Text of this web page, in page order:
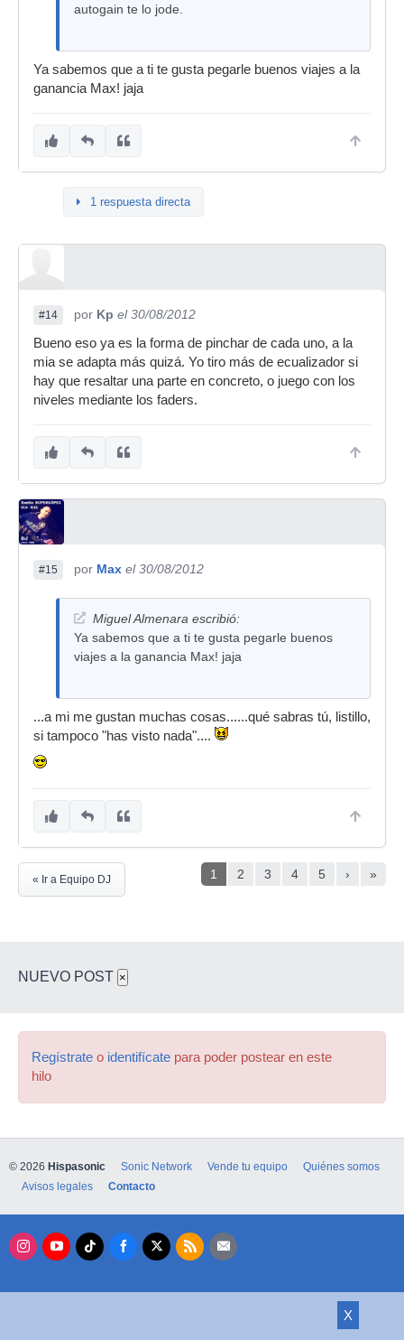
autogain te lo jode.
Ya sabemos que a ti te gusta pegarle buenos viajes a la
ganancia Max! jaja
1 respuesta directa
#14 por Kp el 30/08/2012
Bueno eso ya es la forma de pinchar de cada uno, a la
mia se adapta más quizá. Yo tiro más de ecualizador si
hay que resaltar una parte en concreto, o juego con los
niveles mediante los faders.
#15 por Max el 30/08/2012
Miguel Almenara escribió:
Ya sabemos que a ti te gusta pegarle buenos
viajes a la ganancia Max! jaja
...a mi me gustan muchas cosas......qué sabras tú, listillo,
si tampoco "has visto nada"....
1 2 3 4 5 › »
« Ir a Equipo DJ
NUEVO POST ×
Regístrate o identifícate para poder postear en este
hilo
X
© 2026 Hispasonic Sonic Network Vende tu equipo
Quiénes somos
Avisos legales
Contacto